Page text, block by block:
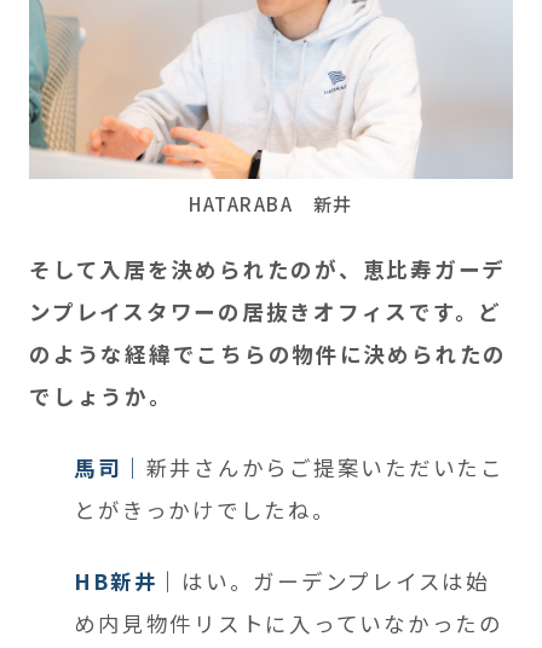
HATARABA 新井
そして入居を決められたのが、恵比寿ガーデ
ンプレイスタワーの居抜きオフィスです。ど
のような経緯でこちらの物件に決められたの
でしょうか。
馬司
新井さんからご提案いただいたこ
とがきっかけでしたね。
HB新井
はい。ガーデンプレイスは始
め内見物件リストに入っていなかったの